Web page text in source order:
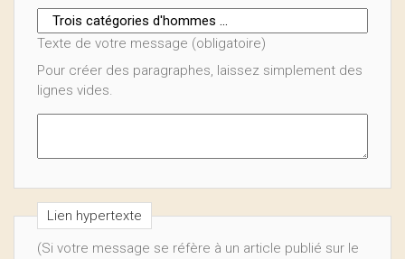
Texte de votre message (obligatoire)
Pour créer des paragraphes, laissez simplement des
lignes vides.
Lien hypertexte
(Si votre message se réfère à un article publié sur le